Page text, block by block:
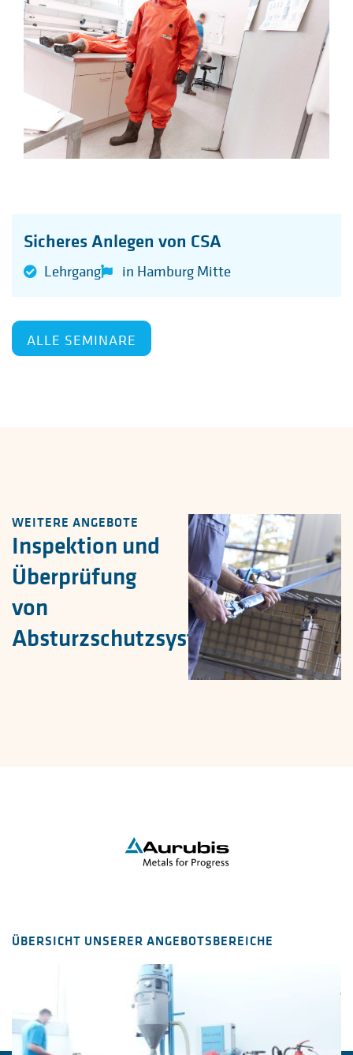
Sicheres Anlegen von CSA
Lehrgang in Hamburg Mitte
ALLE SEMINARE
WEITERE ANGEBOTE
Inspektion und
Überprüfung
von
Absturzschutzsystemen
ÜBERSICHT UNSERER ANGEBOTSBEREICHE